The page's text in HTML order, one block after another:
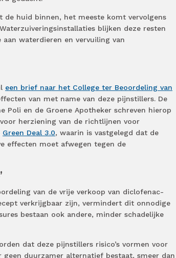
huid binnen, het meeste komt vervolgens
blijken deze resten
waterdieren en vervuiling van
een brief naar het College ter Beoordeling van
van met name van deze pijnstillers. De
Poli en de Groene Apotheker schreven hierop
herziening van de richtlijnen voor
Green Deal 3.0, waarin is vastgelegd dat de
effecten moet afwegen tegen de
van de vrije verkoop van diclofenac-
verkrijgbaar zijn, vermindert dit onnodige
bestaan ook andere, minder schadelijke
dat deze pijnstillers risico’s vormen voor
duurzamer alternatief bestaat, smeer dan